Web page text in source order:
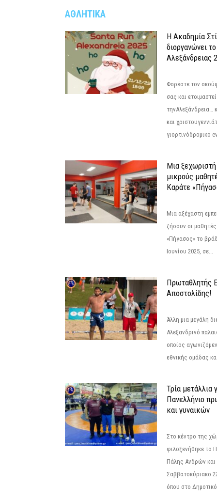
ΑΘΛΗΤΙΚΑ
Η Ακαδημία
διοργανώνει
Αλεξάνδρειας
Φορέστε τον
σας και
τηνΑλεξάνδρεια…
και
γιορτινόδρομικό
Μια ξεχωριστή
μικρούς
Καράτε
Μια αξέχαστη
ζήσουν οι
«Πήγασος» το
Ιουνίου 2025, σε...
Πρωταθλητής
Αποστολίδης!
Άλλη μια μεγάλη
Αλεξανδρινό
οποίος
εθνικής ομάδας
Τρία μετάλλια
Πανελλήνιο
και γυναικών
Στο κέντρο της
φιλοξενήθηκε το
Πάλης Ανδρών και
Σαββατοκύριακο
όπου στο